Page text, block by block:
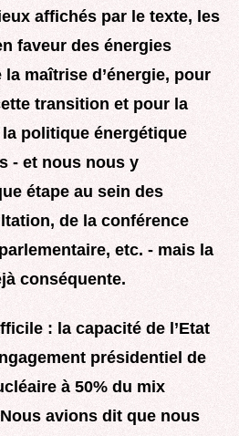
affichés par le texte, les
faveur des énergies
maîtrise d’énergie, pour
transition et pour la
politique énergétique
- et nous nous y
étape au sein des
de la conférence
etc. - mais la
conséquente.
: la capacité de l’Etat
présidentiel de
à 50% du mix
avions dit que nous